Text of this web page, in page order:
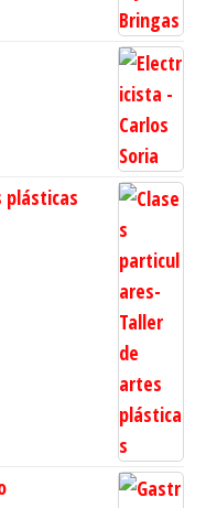
plásticas